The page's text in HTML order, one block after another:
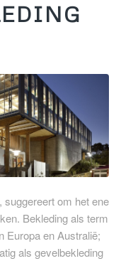
suggereert om het ene
Bekleding als term
Europa en Australië;
als gevelbekleding